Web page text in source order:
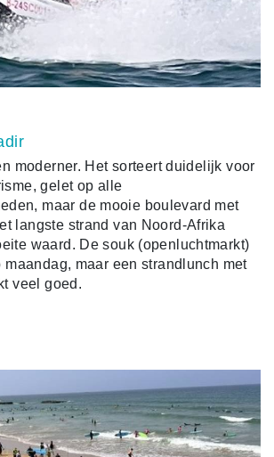
moderner. Het sorteert duidelijk voor
gelet op alle
maar de mooie boulevard met
langste strand van Noord-Afrika
waard. De souk (openluchtmarkt)
maandag, maar een strandlunch met
veel goed.